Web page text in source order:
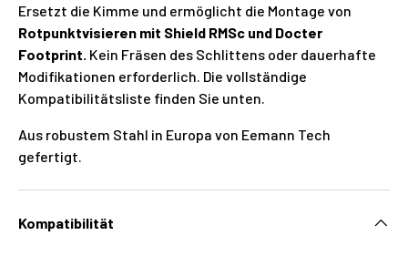
Ersetzt die Kimme und ermöglicht die Montage von
Rotpunktvisieren mit Shield RMSc und Docter
Footprint. Kein Fräsen des Schlittens oder dauerhafte
Modifikationen erforderlich. Die vollständige
Kompatibilitätsliste finden Sie unten.
Aus robustem Stahl in Europa von Eemann Tech
gefertigt.
Kompatibilität